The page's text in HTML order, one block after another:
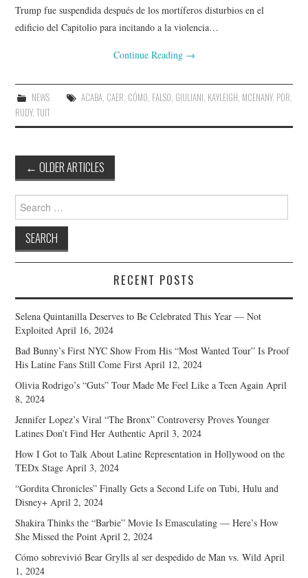
Trump fue suspendida después de los mortíferos disturbios en el
edificio del Capitolio para incitando a la violencia…
Continue Reading →
NEWS ACABA, CAER, CÓMO, FALSO, GIULIANI, KAYLEIGH, MCENANY, POR,
RUDY,TUIT
Post
navigation
← OLDER ARTICLES
Search
for:
RECENT POSTS
Selena Quintanilla Deserves to Be Celebrated This Year — Not
Exploited April 16, 2024
Bad Bunny’s First NYC Show From His “Most Wanted Tour” Is Proof
His Latine Fans Still Come First April 12, 2024
Olivia Rodrigo’s “Guts” Tour Made Me Feel Like a Teen Again April
8, 2024
Jennifer Lopez’s Viral “The Bronx” Controversy Proves Younger
Latines Don’t Find Her Authentic April 3, 2024
How I Got to Talk About Latine Representation in Hollywood on the
TEDx Stage April 3, 2024
“Gordita Chronicles” Finally Gets a Second Life on Tubi, Hulu and
Disney+ April 2, 2024
Shakira Thinks the “Barbie” Movie Is Emasculating — Here’s How
She Missed the Point April 2, 2024
Cómo sobrevivió Bear Grylls al ser despedido de Man vs. Wild April
1, 2024